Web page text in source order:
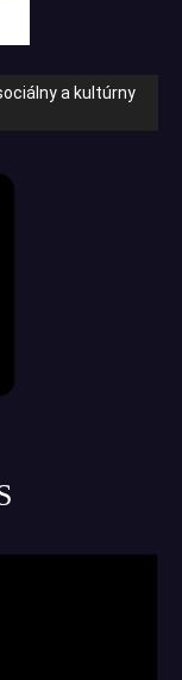
a kultúrny